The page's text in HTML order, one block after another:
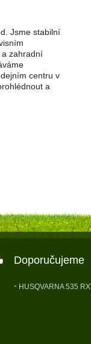
Jsme stabilní
zahradní
centru v
a
Doporučujeme
HUSQVARNA 535